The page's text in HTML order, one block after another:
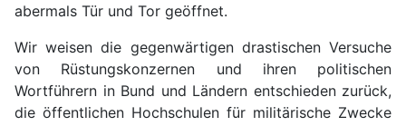
abermals Tür und Tor geöffnet.
Wir weisen die gegenwärtigen drastischen Versuche
von Rüstungskonzernen und ihren politischen
Wortführern in Bund und Ländern entschieden zurück,
die öffentlichen Hochschulen für militärische Zwecke